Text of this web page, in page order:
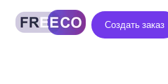
Создать заказ